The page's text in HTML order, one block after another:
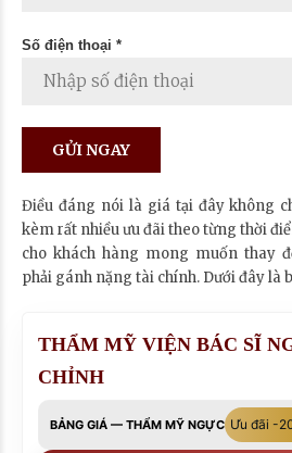
Số điện thoại *
Điều đáng nói là giá tại đây không
kèm rất nhiều ưu đãi theo từng thời
cho khách hàng mong muốn thay
phải gánh nặng tài chính. Dưới đây là
THẨM MỸ VIỆN BÁC SĨ
CHỈNH
BẢNG GIÁ — THẨM MỸ NGỰC Ưu đãi -